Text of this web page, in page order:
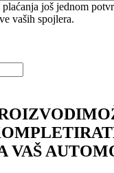
još jednom
vaših spojlera.
VAŠ